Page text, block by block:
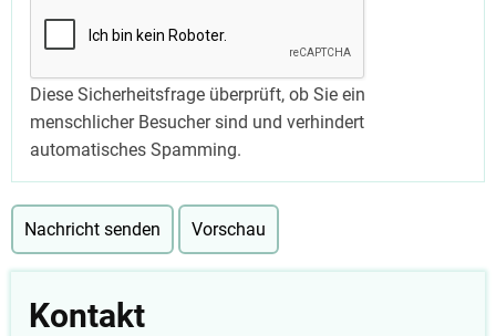
Diese Sicherheitsfrage überprüft, ob Sie ein
menschlicher Besucher sind und verhindert
automatisches Spamming.
Kontakt